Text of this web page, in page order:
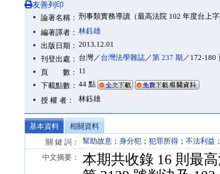
友善列印
論著名稱： 刑事類實務導讀（最高法院 102 年度台上
編著譯者： 林鈺雄
出版日期： 2013.12.01
刊登出處： 台灣／台灣法學雜誌／第 237 期 ／172-180
頁 數： 11
下載點數： 44 點
授 權 者： 林鈺雄
基本資料
相關資料
關 鍵 詞：
幫助故意 ； 身分犯 ； 犯罪所得 ； 不法利益
中文摘要：
本期共收錄 16 則最